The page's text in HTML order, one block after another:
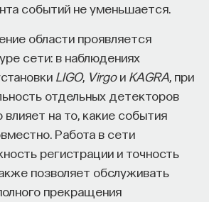
событий не уменьшается.
области проявляется
сети: в наблюдениях
LIGO, Virgoи KAGRA , при
отдельных детекторов
влияет на то, какие события
Работа в сети
регистрации и точность
позволяет обслуживать
прекращения